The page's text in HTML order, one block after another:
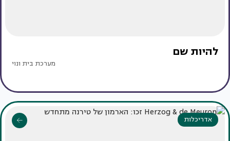
להיות שם
מערכת בית ונוי
אדריכלות